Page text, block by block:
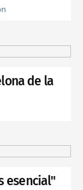
de la
esencial"